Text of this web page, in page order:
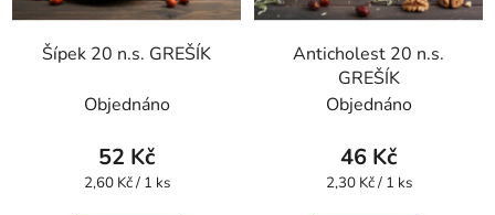
Šípek 20 n.s. GREŠÍK
Objednáno
52 Kč
Měrná
2,60 Kč / 1 ks
Anticholest 20 n.s.
GREŠÍK
Objednáno
46 Kč
Měrná
2,30 Kč / 1 ks